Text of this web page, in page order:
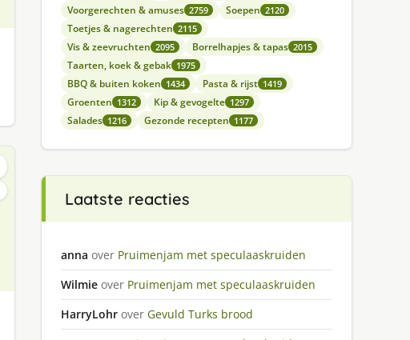
Voorgerechten & amuses 2759 Soepen 2120
Toetjes & nagerechten 2115
Vis & zeevruchten 2095 Borrelhapjes & tapas 2015
Taarten, koek & gebak 1975
BBQ & buiten koken 1434 Pasta & rijst 1419
Groenten 1312 Kip & gevogelte 1297
Salades 1216 Gezonde recepten 1177
Laatste reacties
anna over Pruimenjam met speculaaskruiden
Wilmie over Pruimenjam met speculaaskruiden
HarryLohr over Gevuld Turks brood